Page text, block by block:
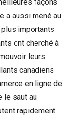
façons
a aussi mené au
importants
ont cherché à
leurs
canadiens
en ligne de
le saut au
rapidement.